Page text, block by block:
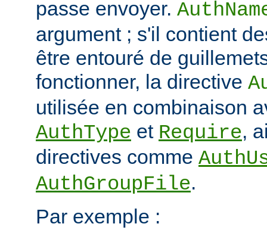
passe envoyer.
argument ; s'il contient
être entouré de
fonctionner, la directive
utilisée en combinaison
AuthType et Require,
directives comme
AuthGroupFile.
Par exemple :